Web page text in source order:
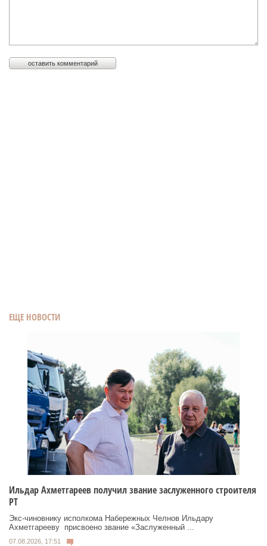
ЕЩЕ НОВОСТИ
Ильдар Ахметгареев получил звание заслуженного строителя
РТ
Экс‑чиновнику исполкома Набережных Челнов Ильдару
Ахметгарееву присвоено звание «Заслуженный ...
07.08.2026, 17:51